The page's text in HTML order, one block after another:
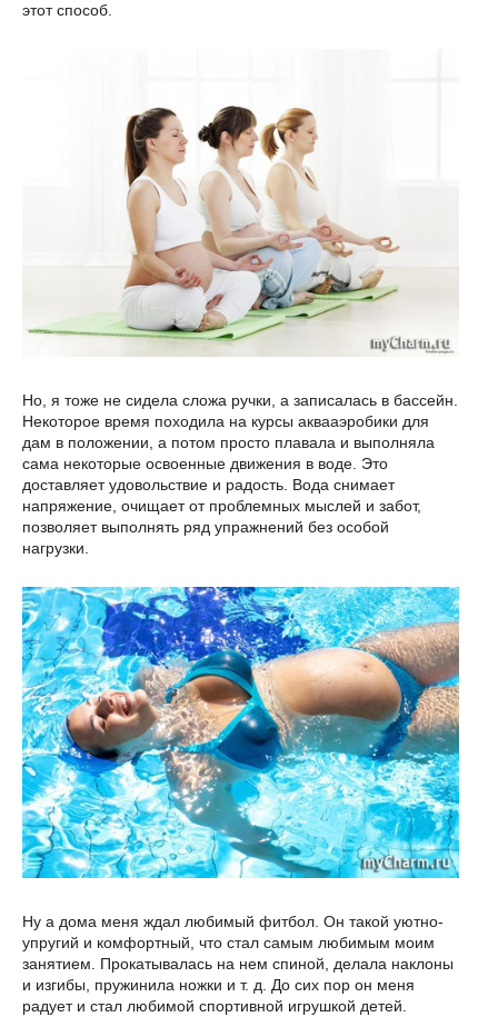
этот способ.
Но, я тоже не сидела сложа ручки, а записалась в бассейн.
Некоторое время походила на курсы аквааэробики для
дам в положении, а потом просто плавала и выполняла
сама некоторые освоенные движения в воде. Это
доставляет удовольствие и радость. Вода снимает
напряжение, очищает от проблемных мыслей и забот,
позволяет выполнять ряд упражнений без особой
нагрузки.
Ну а дома меня ждал любимый фитбол. Он такой уютно-
упругий и комфортный, что стал самым любимым моим
занятием. Прокатывалась на нем спиной, делала наклоны
и изгибы, пружинила ножки и т. д. До сих пор он меня
радует и стал любимой спортивной игрушкой детей.